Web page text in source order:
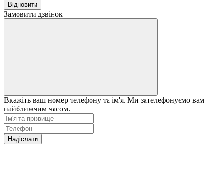
Відновити
Замовити дзвінок
Вкажіть ваш номер телефону та ім'я. Ми зателефонуємо вам
найближчим часом.
Надіслати